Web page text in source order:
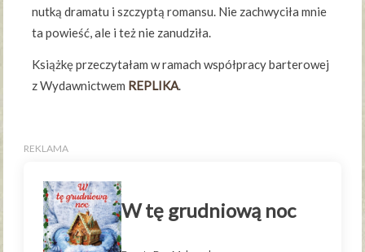
nutką dramatu i szczyptą romansu. Nie zachwyciła mnie
ta powieść, ale i też nie zanudziła.
Książkę przeczytałam w ramach współpracy barterowej
z Wydawnictwem REPLIKA